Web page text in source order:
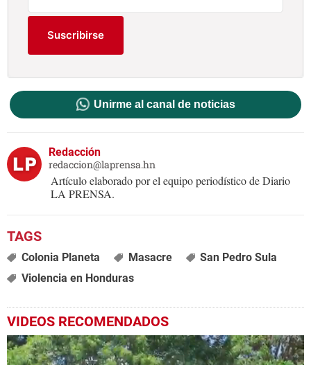
Suscribirse
Unirme al canal de noticias
Redacción
redaccion@laprensa.hn
Artículo elaborado por el equipo periodístico de Diario
LA PRENSA.
Colonia Planeta Masacre
San Pedro Sula
Violencia en Honduras
VIDEOS RECOMENDADOS